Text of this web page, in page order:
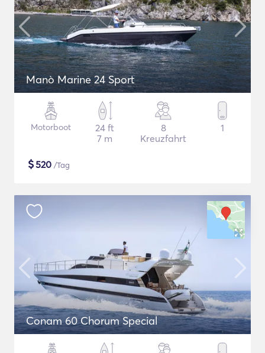
Manò Marine 24 Sport
Motorboot
24 ft
7 m
8
Kreuzfahrt
1
$520 /Tag
Conam 60 Chorum Special